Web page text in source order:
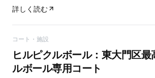
詳しく読む
コート・施設
ヒルピクルボール：東大門区最
ルボール専用コート